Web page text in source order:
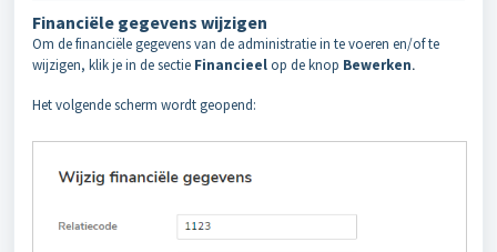
Financiële gegevens wijzigen
Om de financiële gegevens van de administratie in te voeren en/of te
wijzigen, klik je in de sectie Financieelop de knop Bewerken.
Het volgende scherm wordt geopend: